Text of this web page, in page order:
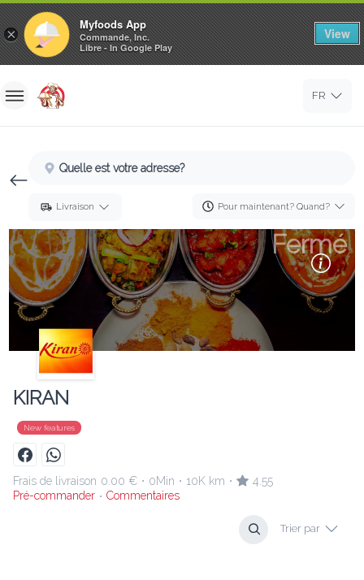
×
Myfoods App
Commande, Inc.
Libre - In Google Play
View
S'inscrire
FR
Quelle est votre adresse?
Livraison Pour maintenant? Quand?
KIRAN
New features
Frais de livraison 0.00 € • 0Min • 10K km •
4.55
Pré-commander • Commentaires
Trier par
Fermé